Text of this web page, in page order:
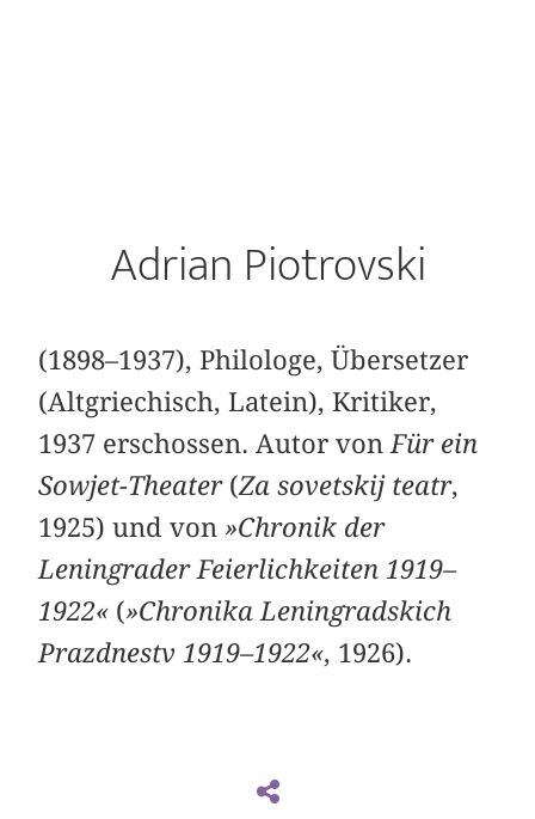
Adrian Piotrovski
(1898–1937), Philologe, Übersetzer
(Altgriechisch, Latein), Kritiker,
1937 erschossen. Autor von Für ein
Sowjet-Theater(Za sovetskij teatr,
1925) und von »Chronik der
Leningrader Feierlichkeiten 1919–
1922« (»Chronika Leningradskich
Prazdnestv 1919–1922«, 1926).